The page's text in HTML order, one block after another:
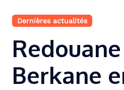
Dernières actualités
Redouane
Berkane